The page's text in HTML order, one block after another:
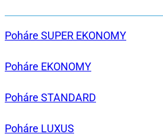
Poháre SUPER EKONOMY
Poháre EKONOMY
Poháre STANDARD
Poháre LUXUS